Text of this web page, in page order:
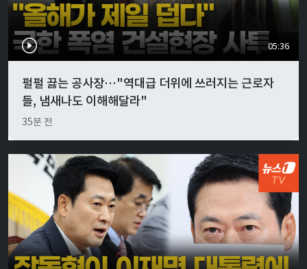
05:36
펄펄 끓는 공사장…"역대급 더위에 쓰러지는 근로자
들, 냄새나도 이해해달라"
35분 전